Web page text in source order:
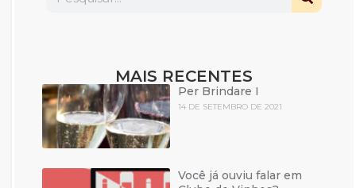
MAIS RECENTES
Per Brindare I
14 DE SETEMBRO DE 2021
Você já ouviu falar em